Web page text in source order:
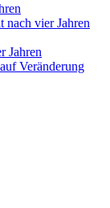
nach vier Jahren
Jahren
Veränderung